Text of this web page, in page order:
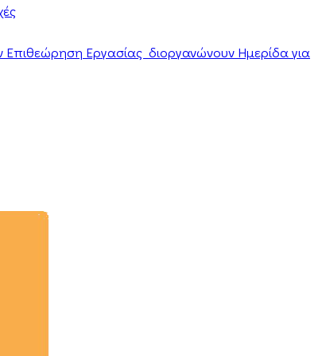
Επιθεώρηση Εργασίας διοργανώνουν Ημερίδα για